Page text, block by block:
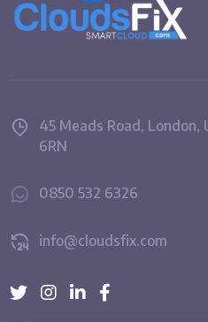
45 Meads Road, London,
6RN
0850 532 6326
info@cloudsfix.com